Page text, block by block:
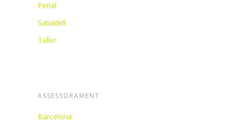
Penal
Sabadell
Taller
ASSESSORAMENT
Barcelona